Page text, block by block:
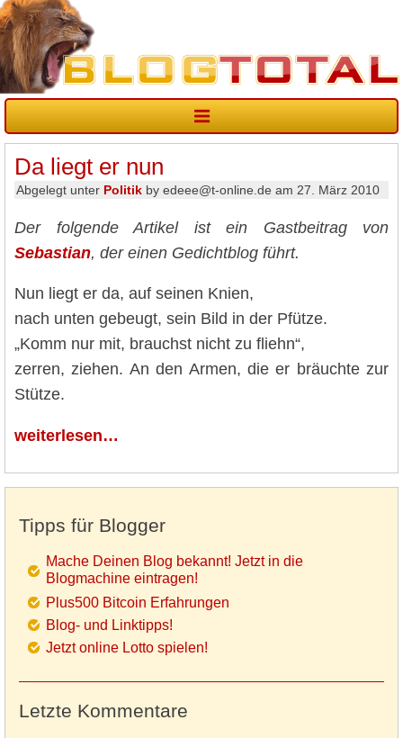
Da liegt er nun
Abgelegt unter Politik by edeee@t-online.de am 27. März 2010
Der folgende Artikel ist ein Gastbeitrag von
Sebastian, der einen Gedichtblog führt.
Nun liegt er da, auf seinen Knien,
nach unten gebeugt, sein Bild in der Pfütze.
„Komm nur mit, brauchst nicht zu fliehn“,
zerren, ziehen. An den Armen, die er bräuchte zur
Stütze.
weiterlesen…
Tipps für Blogger
Mache Deinen Blog bekannt! Jetzt in die
Blogmachine eintragen!
Plus500 Bitcoin Erfahrungen
Blog- und Linktipps!
Jetzt online Lotto spielen!
Letzte Kommentare